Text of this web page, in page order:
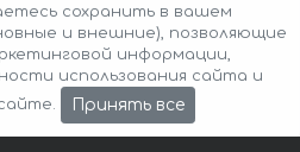
Авто-Аренда Cookie Policy
сохранить в вашем
и внешние), позволяющие
информации,
использования сайта и
Принять все